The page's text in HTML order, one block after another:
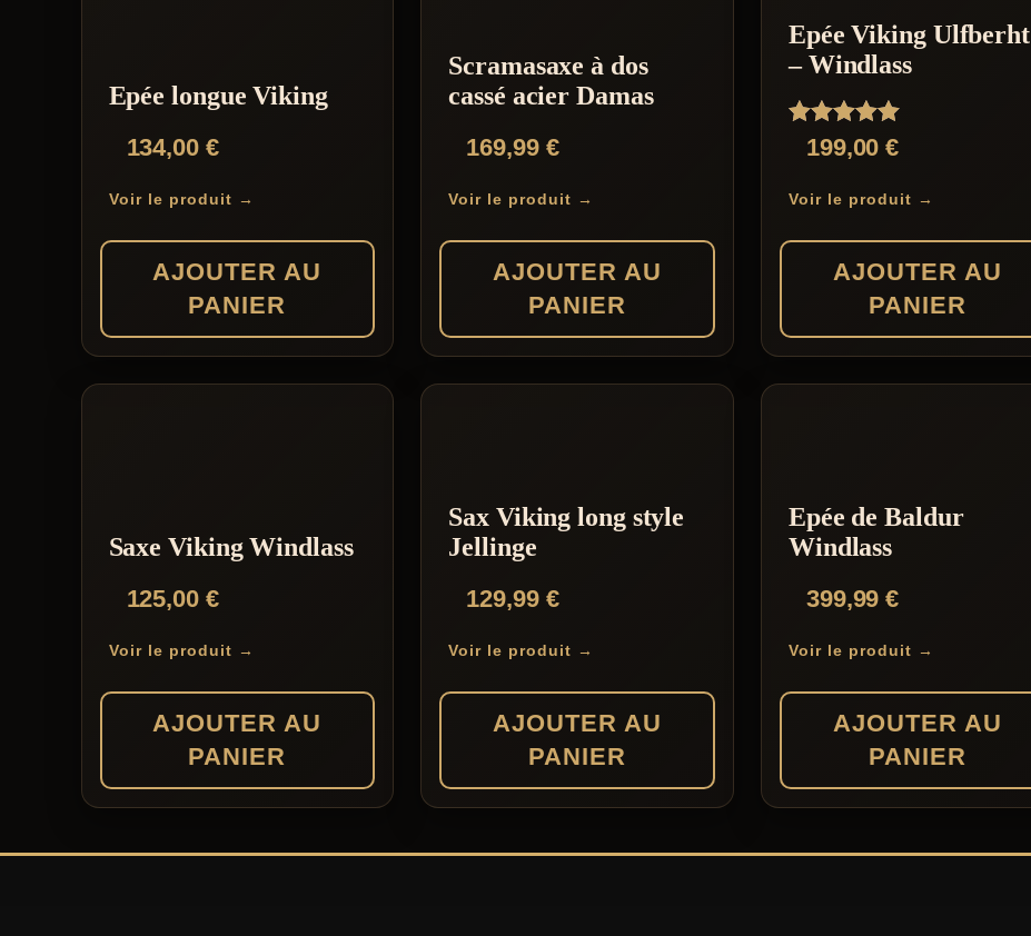
Epée longue Viking
134,00 €
Voir le produit →
AJOUTER AU
PANIER
Scramasaxe à dos
cassé acier Damas
169,99 €
Voir le produit →
AJOUTER AU
PANIER
Epée Viking Ulfberht
– Windlass
Note
5.00
199,00€
Voir le produit →
AJOUTER AU
PANIER
Saxe Viking Windlass
125,00 €
Voir le produit →
AJOUTER AU
PANIER
Sax Viking long style
Jellinge
129,99 €
Voir le produit →
AJOUTER AU
PANIER
Epée de Baldur
Windlass
399,99€
Voir le produit →
AJOUTER AU
PANIER